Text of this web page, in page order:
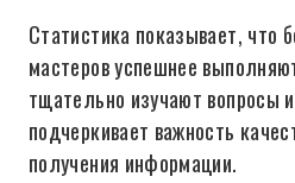
Статистика показывает,
мастеров успешнее
тщательно изучают вопросы
подчеркивает важность
получения информации.